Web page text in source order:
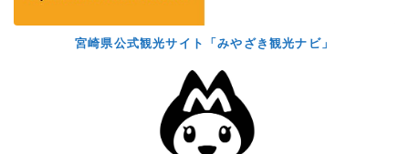
宮崎県公式観光サイト「みやざき観光ナビ」